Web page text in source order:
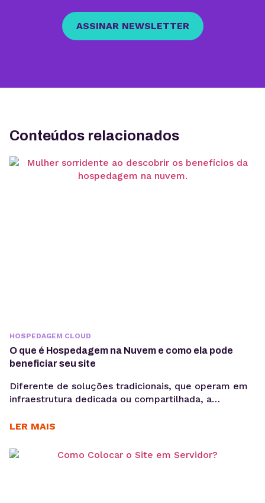
ASSINAR NEWSLETTER
Conteúdos relacionados
HOSPEDAGEM CLOUD
O que é Hospedagem na Nuvem e como ela pode
beneficiar seu site
Diferente de soluções tradicionais, que operam em
infraestrutura dedicada ou compartilhada, a
sejam ajustados dinamicamente conforme a
máquina, o seu site é distribuído em diversos pontos
LER MAIS